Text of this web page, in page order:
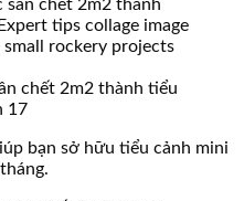
chết 2m2 thành tiểu
17
bạn sở hữu tiểu cảnh mini